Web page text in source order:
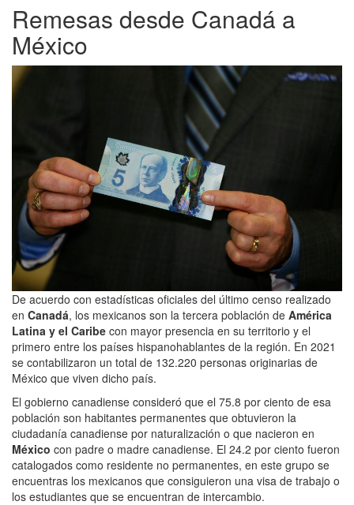
Remesas desde Canadá a
México
De acuerdo con estadísticas oficiales del último censo realizado
en Canadá, los mexicanos son la tercera población de América
Latina y el Caribe con mayor presencia en su territorio y el
primero entre los países hispanohablantes de la región. En 2021
se contabilizaron un total de 132.220 personas originarias de
México que viven dicho país.
El gobierno canadiense consideró que el 75.8 por ciento de esa
población son habitantes permanentes que obtuvieron la
ciudadanía canadiense por naturalización o que nacieron en
México con padre o madre canadiense. El 24.2 por ciento fueron
catalogados como residente no permanentes, en este grupo se
encuentras los mexicanos que consiguieron una visa de trabajo o
los estudiantes que se encuentran de intercambio.